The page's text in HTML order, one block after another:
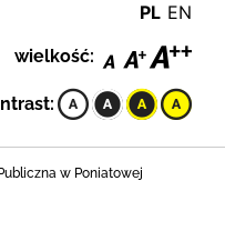
PL EN
wielkość:
w Poniatowej